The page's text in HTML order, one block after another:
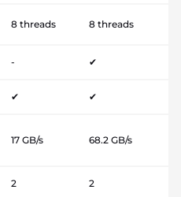
8 threads 8 threads
- ✔
✔ ✔
17 GB/s 68.2 GB/s
2 2